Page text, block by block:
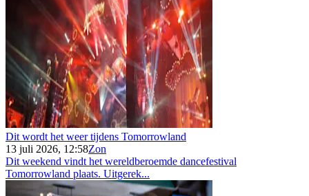
Dit wordt het weer tijdens Tomorrowland
13 juli 2026, 12:58Zon
Dit weekend vindt het wereldberoemde dancefestival
Tomorrowland plaats. Uitgerek...